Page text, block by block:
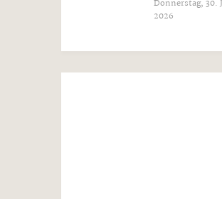
Donnerstag, 30.
2026